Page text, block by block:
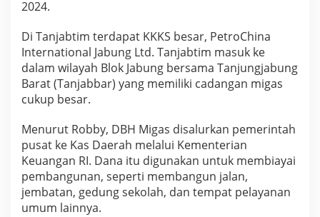
2024.
Di Tanjabtim terdapat KKKS besar, PetroChina
International Jabung Ltd. Tanjabtim masuk ke
dalam wilayah Blok Jabung bersama Tanjungjabung
Barat (Tanjabbar) yang memiliki cadangan migas
cukup besar.
Menurut Robby, DBH Migas disalurkan pemerintah
pusat ke Kas Daerah melalui Kementerian
Keuangan RI. Dana itu digunakan untuk membiayai
pembangunan, seperti membangun jalan,
jembatan, gedung sekolah, dan tempat pelayanan
umum lainnya.